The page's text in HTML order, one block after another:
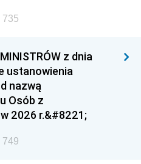
735
z dnia
ustanowienia
nazwą
Osób z
2026 r.&#8221;
749